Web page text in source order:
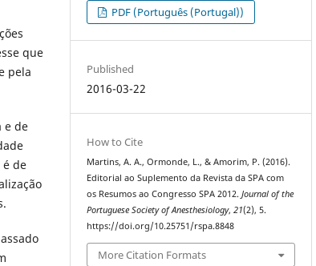
que
pela
e de
de
PDF (Português (Portugal))
Published
2016-03-22
How to Cite
Martins, A. A., Ormonde, L., & Amorim, P. (2016).
Editorial ao Suplemento da Revista da SPA com
os Resumos ao Congresso SPA 2012.Journal of the
Portuguese Society of Anesthesiology,21(2), 5.
https://doi.org/10.25751/rspa.8848
More Citation Formats